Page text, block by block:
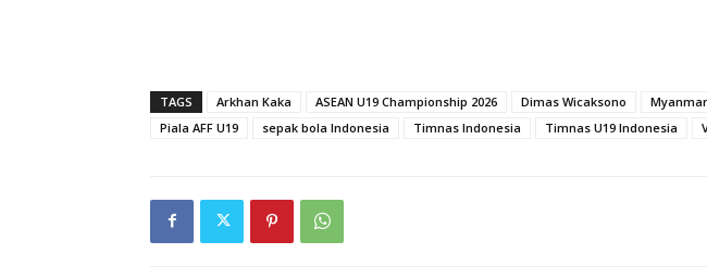
TAGS Arkhan Kaka ASEAN U19 Championship 2026 Dimas Wicaksono Myanmar
Piala AFF U19
sepak bola Indonesia Timnas Indonesia Timnas U19 Indonesia